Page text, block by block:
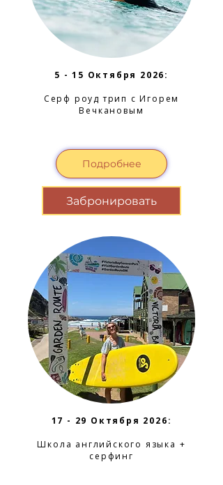
5 - 15 Октября 2026:
Серф роуд трип с Игорем
Вечкановым
Подробнее
Забронировать
17 - 29 Октября 2026:
Школа английского языка +
серфинг